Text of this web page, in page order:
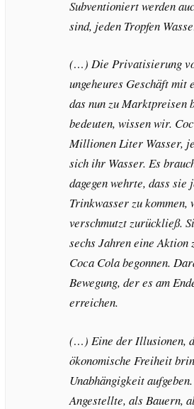
Subventioniert werden
sind, jeden Tropfen
(…) Die Privatisierung
ungeheures Geschäft
das nun zu Marktpreisen
bedeuten, wissen wir.
Millionen Liter Wasser,
sich ihr Wasser. Es
dagegen wehrte, dass
Trinkwasser zu kommen,
verschmutzt zurückließ.
sechs Jahren eine
Coca Cola begonnen.
Bewegung, der es am
erreichen.
(…) Eine der Illusionen,
ökonomische Freiheit
Unabhängigkeit
Angestellte, als Bauern,